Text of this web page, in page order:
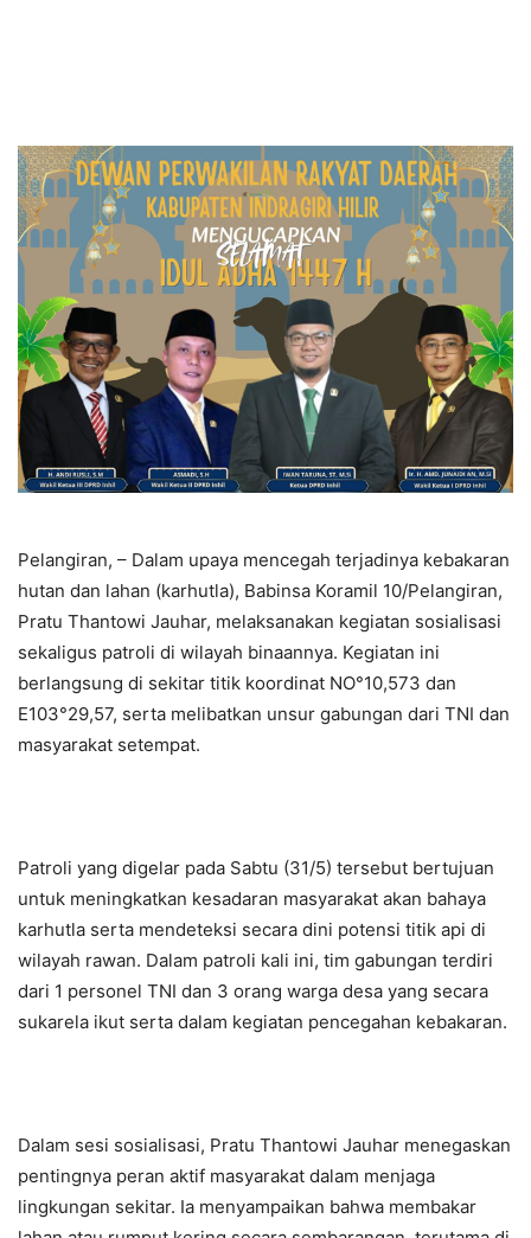
Pelangiran, – Dalam upaya mencegah terjadinya kebakaran
hutan dan lahan (karhutla), Babinsa Koramil 10/Pelangiran,
Pratu Thantowi Jauhar, melaksanakan kegiatan sosialisasi
sekaligus patroli di wilayah binaannya. Kegiatan ini
berlangsung di sekitar titik koordinat NO°10,573 dan
E103°29,57, serta melibatkan unsur gabungan dari TNI dan
masyarakat setempat.
Patroli yang digelar pada Sabtu (31/5) tersebut bertujuan
untuk meningkatkan kesadaran masyarakat akan bahaya
karhutla serta mendeteksi secara dini potensi titik api di
wilayah rawan. Dalam patroli kali ini, tim gabungan terdiri
dari 1 personel TNI dan 3 orang warga desa yang secara
sukarela ikut serta dalam kegiatan pencegahan kebakaran.
Dalam sesi sosialisasi, Pratu Thantowi Jauhar menegaskan
pentingnya peran aktif masyarakat dalam menjaga
lingkungan sekitar. Ia menyampaikan bahwa membakar